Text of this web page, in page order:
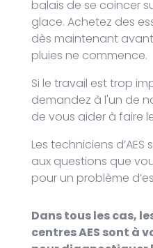
balais de se coincer
glace. Achetez des
dès maintenant
pluies ne commence.
Si le travail est trop
demandez à l'un de
de vous aider à faire
Les techniciens
aux questions que
pour un problème
Dans tous les cas,
centres AES sont à